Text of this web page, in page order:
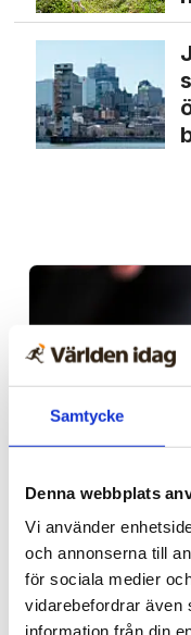
Samtycke
Denna webbplats
Vi använder
och annonserna till
för sociala medier
vidarebefordrar även
information från din
Norge
18-åring
bibel när